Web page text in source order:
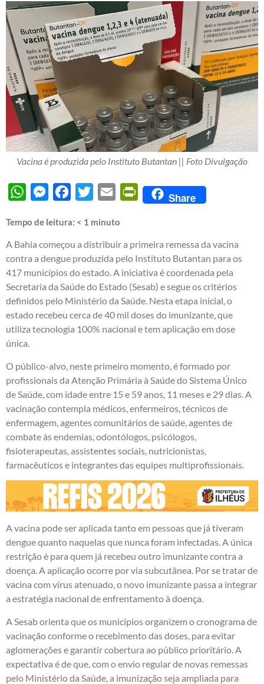
Vacina é produzida pelo Instituto Butantan || Foto Divulgação
WhatsAppMessengerFacebook
Twitter Email PrintFriendly
Share
Tempo de leitura: < 1 minuto
A Bahia começou a distribuir a primeira remessa da vacina
contra a dengue produzida pelo Instituto Butantan para os
417 municípios do estado. A iniciativa é coordenada pela
Secretaria da Saúde do Estado (Sesab) e segue os critérios
definidos pelo Ministério da Saúde. Nesta etapa inicial, o
estado recebeu cerca de 40 mil doses do imunizante, que
utiliza tecnologia 100% nacional e tem aplicação em dose
única.
O público-alvo, neste primeiro momento, é formado por
profissionais da Atenção Primária à Saúde do Sistema Único
de Saúde, com idade entre 15 e 59 anos, 11 meses e 29 dias. A
vacinação contempla médicos, enfermeiros, técnicos de
enfermagem, agentes comunitários de saúde, agentes de
combate às endemias, odontólogos, psicólogos,
fisioterapeutas, assistentes sociais, nutricionistas,
farmacêuticos e integrantes das equipes multiprofissionais.
A vacina pode ser aplicada tanto em pessoas que já tiveram
dengue quanto naquelas que nunca foram infectadas. A única
restrição é para quem já recebeu outro imunizante contra a
doença. A aplicação ocorre por via subcutânea. Por se tratar de
vacina com vírus atenuado, o novo imunizante passa a integrar
a estratégia nacional de enfrentamento à doença.
A Sesab orienta que os municípios organizem o cronograma de
vacinação conforme o recebimento das doses, para evitar
aglomerações e garantir cobertura ao público prioritário. A
expectativa é de que, com o envio regular de novas remessas
pelo Ministério da Saúde, a imunização seja ampliada para